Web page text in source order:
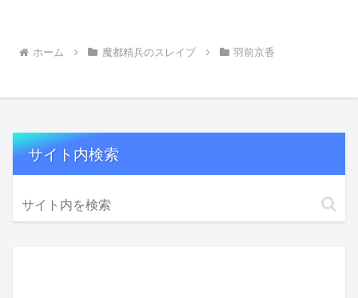
ホーム 魔都精兵のスレイブ 羽前京香
サイト内検索